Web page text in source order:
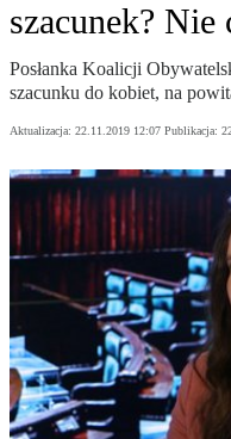
szacunek? Nie
Posłanka Koalicji
szacunku do kobiet, na
Aktualizacja: 22.11.2019 12:07 Publikacja: